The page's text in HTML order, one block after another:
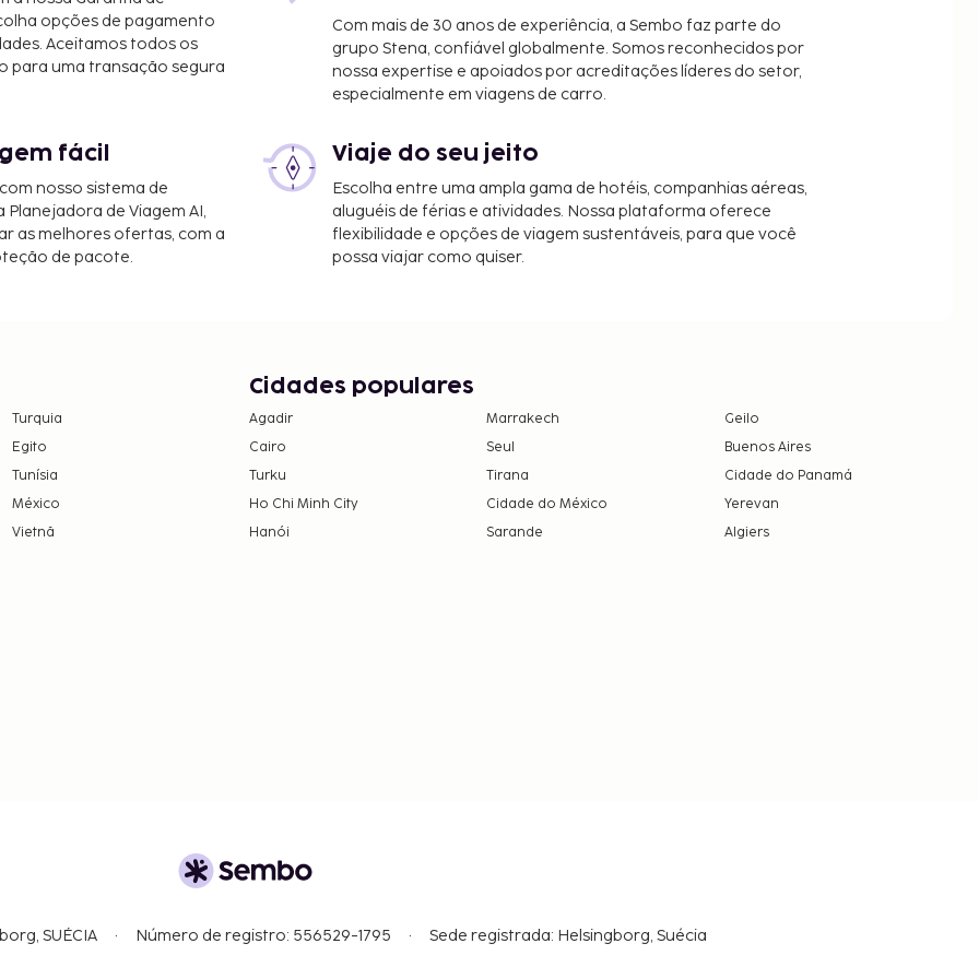
recreativas e
exterior. O espaço
dos pais ou tutor,
numerário em todas
opções de pagamento
Aceitamos todos os
para uma transação segura
Com mais de 30 anos de experiência, a Sembo faz parte do
grupo Stena, confiável globalmente. Somos reconhecidos por
nossa expertise e apoiados por acreditações líderes do setor,
especialmente em viagens de carro.
fácil
nosso sistema de
Planejadora de Viagem AI,
as melhores ofertas, com a
de pacote.
Viaje do seu jeito
Escolha entre uma ampla gama de hotéis, companhias aéreas,
aluguéis de férias e atividades. Nossa plataforma oferece
flexibilidade e opções de viagem sustentáveis, para que você
possa viajar como quiser.
Turquia
Egito
Tunísia
México
Vietnã
Cidades populares
Agadir Marrakech
Geilo
Cairo
Seul
Buenos Aires
Turku
Tirana
Cidade do Panamá
Ho Chi Minh City
Cidade do México
Yerevan
Hanói
Sarande Algiers
SUÉCIA Número de registro: 556529-1795 Sede registrada: Helsingborg, Suécia